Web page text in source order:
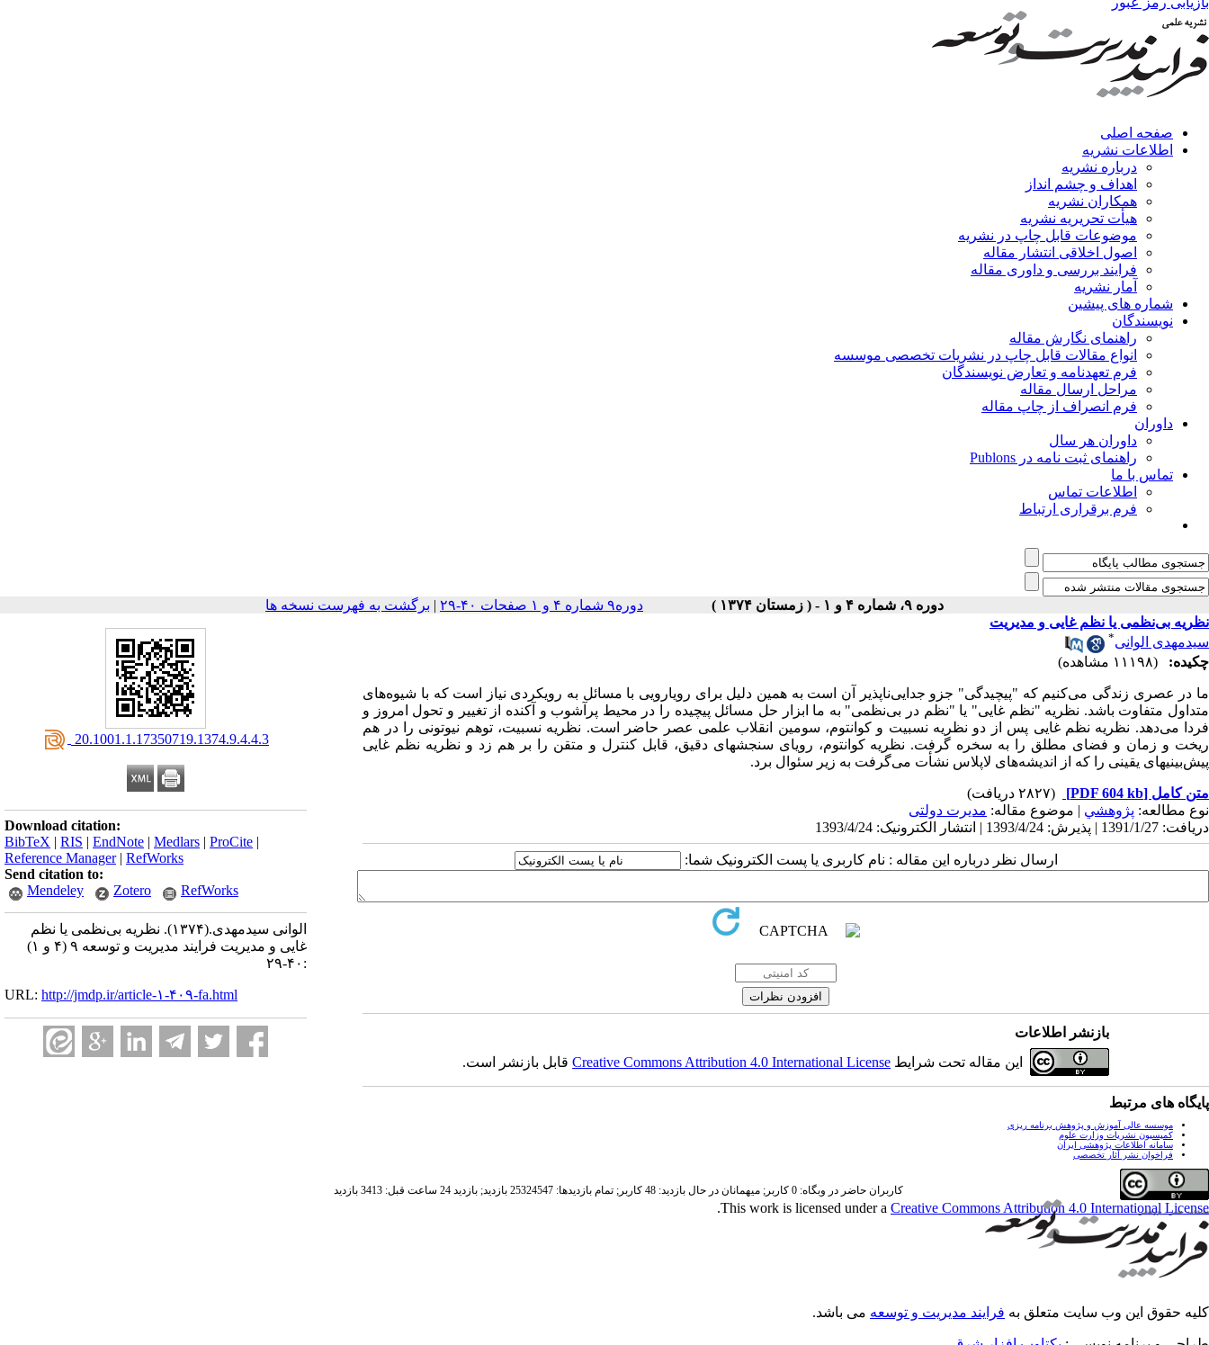
صفحه اصلی
اطلاعات نشریه
درباره نشریه
اهداف و چشم انداز
همکاران نشریه
هیأت تحریریه نشریه
موضوعات قابل چاپ در نشریه
اصول اخلاقی انتشار مقاله
فرایند بررسی و داوری مقاله
آمار نشریه
شماره های پیشین
نویسندگان
راهنمای نگارش مقاله
انواع مقالات قابل چاپ در نشریات تخصصی موسسه
فرم تعهدنامه و تعارض نویسندگان
مراحل ارسال مقاله
فرم انصراف از چاپ مقاله
داوران
داوران هر سال
راهنمای ثبت نامه در Publons
تماس با ما
اطلاعات تماس
فرم برقراری ارتباط
دوره ۹، شماره ۴ و ۱ - ( زمستان ۱۳۷۴ ) دوره۹ شماره ۴ و ۱ صفحات ۴۰-۲۹ | برگشت به فهرست نسخه ها
‎ 20.1001.1.17350719.1374.9.4.4.3
Download citation:
BibTeX | RIS | EndNote | Medlars | ProCite |
Reference Manager| RefWorks
Send citation to:
Mendeley
Zotero RefWorks
الوانی سیدمهدی.(۱۳۷۴).
نظریه بی‌نظمی یا نظم
غایی و مدیریت فرایند مدیریت و توسعه ۹ (۴ و ۱)
:۴۰-۲۹
URL: http://jmdp.ir/article-۱-۴۰۹-fa.html
نظریه بی‌نظمی یا نظم غایی و مدیریت
سیدمهدی الوانی*
چکیده: (۱۱۱۹۸ مشاهده)
ما در عصری زندگی می‌کنیم که "پیچیدگی" جزو جدایی‌ناپذیر آن است به همین دلیل برای رویارویی با مسائل به رویکردی نیاز است که با شیوه‌های
متداول متفاوت باشد. نظریه "نظم غایی" یا "نظم در بی‌نظمی" به ما ابزار حل مسائل پیچیده را در محیط پرآشوب و آکنده از تغییر و تحول امروز و
فردا می‌دهد. نظریه نظم غایی پس از دو نظریه نسبیت و کوانتوم، سومین انقلاب علمی عصر حاضر است. نظریه نسبیت، توهم نیوتونی را در هم
ریخت و زمان و فضای مطلق را به سخره گرفت. نظریه کوانتوم، رویای سنجشهای دقیق، قابل کنترل و متقن را بر هم زد و نظریه نظم غایی
پیش‌بینیهای یقینی را که از اندیشه‌های لاپلاس نشأت می‌گرفت به زیر سئوال برد.
متن کامل [PDF 604 kb]
(۲۸۲۷ دریافت)
نوع مطالعه: پژوهشي | موضوع مقاله: مدیرت دولتی
دریافت: 1391/1/27 | پذیرش: 1393/4/24 | انتشار الکترونیک: 1393/4/24
ارسال نظر درباره این مقاله : نام کاربری یا پست الکترونیک شما:
بازنشر اطلاعات
این مقاله تحت شرایط Creative Commons Attribution 4.0 International Licenseقابل بازنشر است.
پایگاه های مرتبط
موسسه عالی آموزش و پژوهش برنامه ریزی
کمیسیون نشریات وزارت علوم
سامانه اطلاعات پژوهشی ایران
فراخوان نشر آثار تخصصی
This work is licensed under a Creative Commons Attribution 4.0 International License
.
کاربران حاضر در وبگاه: 0 کاربر; میهمانان در حال بازدید: 48 کاربر; تمام بازدید‌ها: 25324547 بازدید; بازدید 24 ساعت قبل: 3413 بازدید
کلیه حقوق این وب سایت متعلق به فرایند مدیریت و توسعه می باشد.